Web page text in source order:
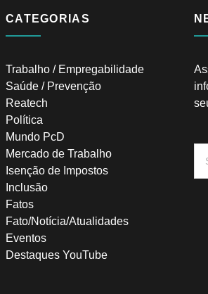
CATEGORIAS
Trabalho / Empregabilidade
Saúde / Prevenção
Reatech
Política
Mundo PcD
Mercado de Trabalho
Isenção de Impostos
Inclusão
Fatos
Fato/Notícia/Atualidades
Eventos
Destaques YouTube